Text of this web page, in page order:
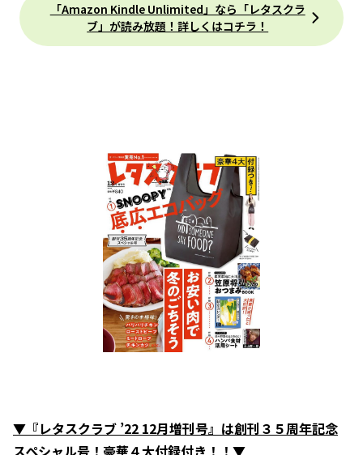
「Amazon Kindle Unlimited」なら「レタスクラ
ブ」が読み放題！詳しくはコチラ！
▼『レタスクラブ ’22 12月増刊号』は創刊３５周年記念
スペシャル号！豪華４大付録付き！！▼